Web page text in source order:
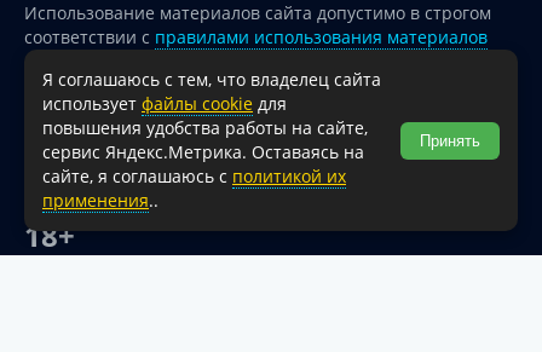
Использование материалов сайта допустимо в строгом
соответствии с правилами использования материалов
опубликованных на сайте
При перепечатке и использовании информации ссылка
на источник обязательна.
Для сайтов и страниц сети Интернет обязательна
активная гиперссылка на официальный интернет-портал
администрации Туапсинского муниципального округа.
18+
Я соглашаюсь с тем, что владелец сайта
использует файлы cookie для
повышения удобства работы на сайте,
сервис Яндекс.Метрика. Оставаясь на
сайте, я соглашаюсь с политикой их
применения..
Принять